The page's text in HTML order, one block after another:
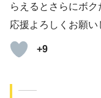
らえるとさらにボ
応援よろしくお願い
+9